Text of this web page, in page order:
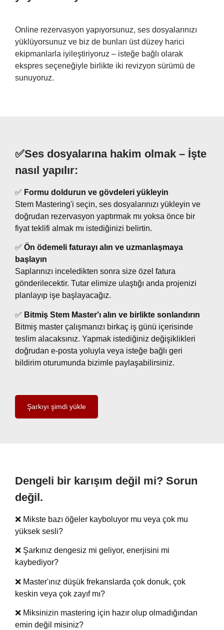
Online rezervasyon yapıyorsunuz, ses dosyalarınızı
yüklüyorsunuz ve biz de bunları üst düzey harici
ekipmanlarla iyileştiriyoruz – isteğe bağlı olarak
ekspres seçeneğiyle birlikte iki revizyon sürümü de
sunuyoruz.
✅Ses dosyalarına hakim olmak – İşte
nasıl yapılır:
✅ Formu doldurun ve gövdeleri yükleyin
Stem Mastering'i seçin, ses dosyalarınızı yükleyin ve
doğrudan rezervasyon yaptırmak mı yoksa önce bir
fiyat teklifi almak mı istediğinizi belirtin.
✅ Ön ödemeli faturayı alın ve uzmanlaşmaya
başlayın
Saplarınızı inceledikten sonra size özel fatura
gönderilecektir. Tutar elimize ulaştığı anda projenizi
planlayıp işe başlayacağız.
✅ Bitmiş Stem Master'ı alın ve birlikte sonlandırın
Bitmiş master çalışmanızı birkaç iş günü içerisinde
teslim alacaksınız. Yapmak istediğiniz değişiklikleri
doğrudan e-posta yoluyla veya isteğe bağlı geri
bildirim oturumunda bizimle paylaşabilirsiniz.
Şarkıyı şimdi yükle
Dengeli bir karışım değil mi? Sorun
değil.
❌ Mikste bazı öğeler kayboluyor mu veya çok mu
yüksek sesli?
❌ Şarkınız dengesiz mi geliyor, enerjisini mi
kaybediyor?
❌ Master'ınız düşük frekanslarda çok donuk, çok
keskin veya çok zayıf mı?
❌ Miksinizin mastering için hazır olup olmadığından
emin değil misiniz?